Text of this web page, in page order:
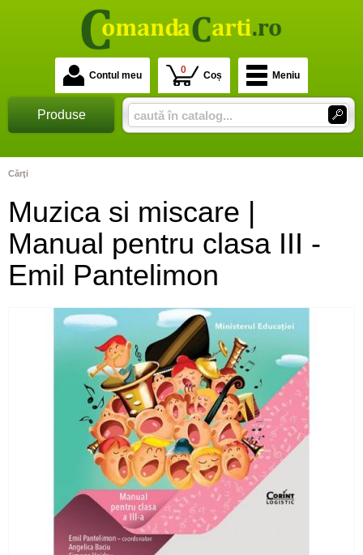
Contul meu 0 Coș Meniu
Produse
Cărţi
Muzica si miscare |
Manual pentru clasa III -
Emil Pantelimon